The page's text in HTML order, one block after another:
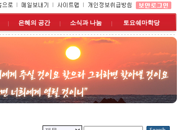
은혜의 공간 소식과 나눔 토요쉐마학당